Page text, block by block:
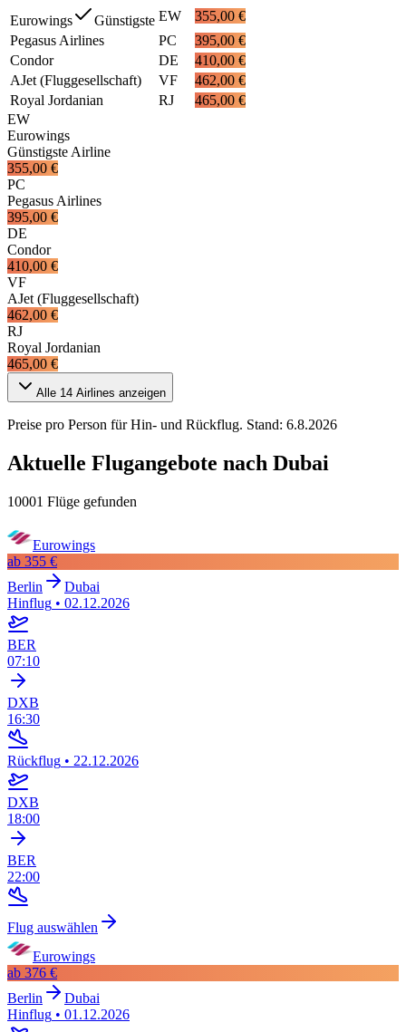
Eurowings
Günstigste EW
355,00 €
Pegasus Airlines
PC
395,00 €
Condor
DE
410,00 €
AJet (Fluggesellschaft)
VF
462,00 €
Royal Jordanian
RJ
465,00 €
EW
Eurowings
Günstigste Airline
355,00 €
PC
Pegasus Airlines
395,00 €
DE
Condor
410,00 €
VF
AJet (Fluggesellschaft)
462,00 €
RJ
Royal Jordanian
465,00 €
Alle 14 Airlines anzeigen
Preise pro Person für Hin- und Rückflug. Stand: 6.8.2026
Aktuelle Flugangebote nach Dubai
10001 Flüge gefunden
Eurowings
ab 355 €
Berlin
Dubai
Hinflug • 02.12.2026
BER
07:10
DXB
16:30
Rückflug • 22.12.2026
DXB
18:00
BER
22:00
Flug auswählen
Eurowings
ab 376 €
Berlin
Dubai
Hinflug • 01.12.2026